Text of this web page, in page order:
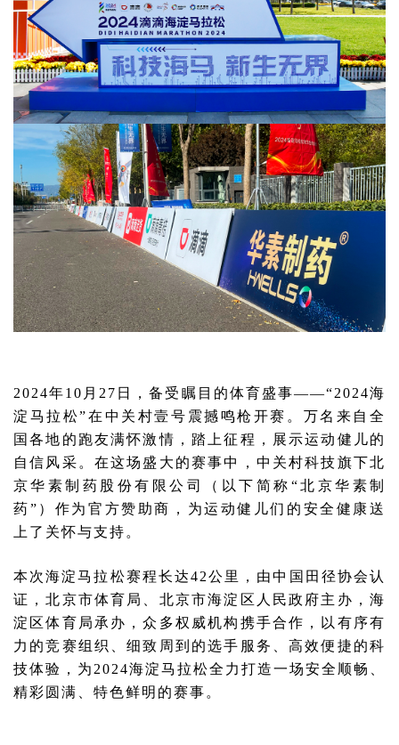
2024年10月27日，备受瞩目的体育盛事——“2024海
淀马拉松”在中关村壹号震撼鸣枪开赛。万名来自全
国各地的跑友满怀激情，踏上征程，展示运动健儿的
自信风采。在这场盛大的赛事中， 中关村科技旗下北
京华素制药股份有限公司
（以下简称“北京华素制
药”）作为 官方赞助商
，为运动健儿们的安全健康送
上了关怀与支持。
本次海淀马拉松赛程长达42公里，由中国田径协会认
证，北京市体育局、北京市海淀区人民政府主办，海
淀区体育局承办，众多权威机构携手合作，以有序有
力的竞赛组织、细致周到的选手服务、高效便捷的科
技体验，为2024海淀马拉松全力打造一场安全顺畅、
精彩圆满、特色鲜明的赛事。